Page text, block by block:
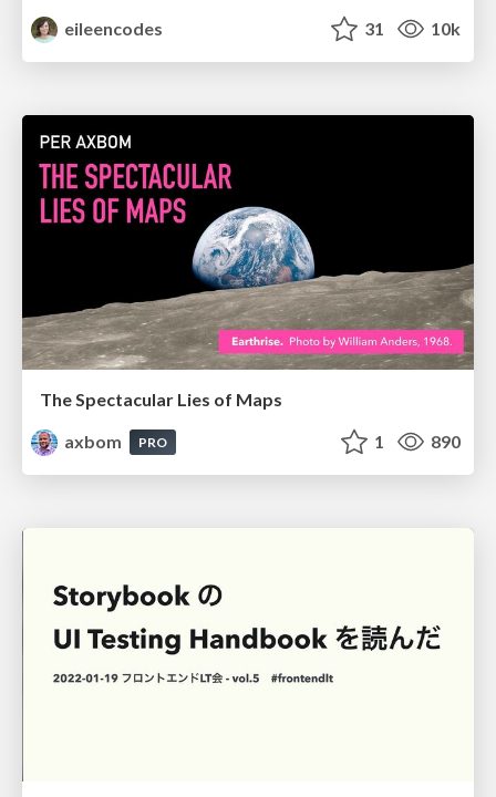
eileencodes 31 10k
The Spectacular Lies of Maps
axbom
PRO 1 890